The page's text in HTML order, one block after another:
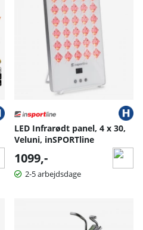
LED Infrarødt panel, 4 x 30,
Veluni, inSPORTline
1099,-
2-5 arbejdsdage